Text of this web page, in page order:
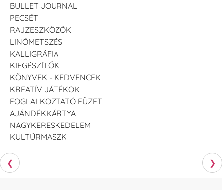
BULLET JOURNAL
PECSÉT
RAJZESZKÖZÖK
LINÓMETSZÉS
KALLIGRÁFIA
KIEGÉSZÍTŐK
KÖNYVEK - KEDVENCEK
KREATÍV JÁTÉKOK
FOGLALKOZTATÓ FÜZET
AJÁNDÉKKÁRTYA
NAGYKERESKEDELEM
KULTÚRMASZK
❮ ❯